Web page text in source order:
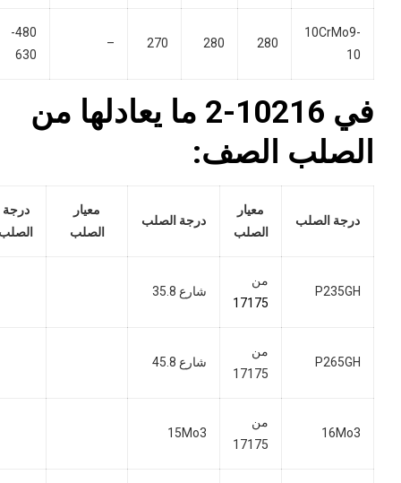
10CrMo9-
10
280
280
270
–
480-
630
في 10216-2 ما يعادلها من
الصلب الصف:
درجة الصلب
معيار
الصلب
درجة الصلب
معيار
الصلب
درجة
P235GH
من
17175
شارع 35.8
P265GH
من
17175
شارع 45.8
16Mo3
من
17175
15Mo3